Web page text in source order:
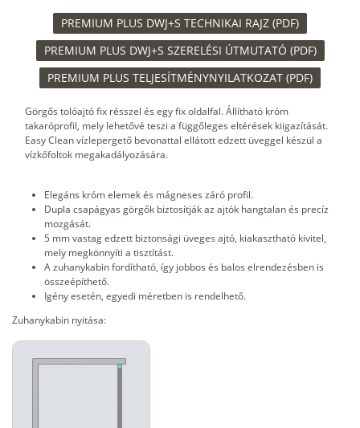
PREMIUM PLUS DWJ+S TECHNIKAI RAJZ (PDF)
PREMIUM PLUS DWJ+S SZERELÉSI ÚTMUTATÓ (PDF)
PREMIUM PLUS TELJESÍTMÉNYNYILATKOZAT (PDF)
Görgős tolóajtó fix résszel és egy fix oldalfal. Állítható króm
takaróprofil, mely lehetővé teszi a függőleges eltérések kiigazítását.
Easy Clean vízlepergető bevonattal ellátott edzett üveggel készül a
vízkőfoltok megakadályozására.
Elegáns króm elemek és mágneses záró profil.
Dupla csapágyas görgők biztosítják az ajtók hangtalan és precíz
mozgását.
5 mm vastag edzett biztonsági üveges ajtó, kiakasztható kivitel,
mely megkönnyíti a tisztítást.
A zuhanykabin fordítható, így jobbos és balos elrendezésben is
összeépíthető.
Igény esetén, egyedi méretben is rendelhető.
Zuhanykabin nyitása: